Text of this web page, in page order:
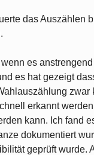
das Auszählen
es
es hat gezeigt
zwar
erkannt
kann. Ich fand
dokumentiert
geprüft wurde.